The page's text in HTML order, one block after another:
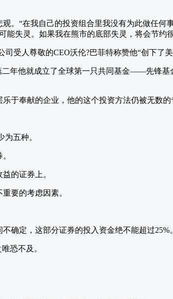
。“在我自己的投资组合里我没有为此做任何
能失灵。如果我在熊市的底部失灵，将会节约
受人尊敬的CEO沃伦?巴菲特称赞他“创下了
二年他就成立了全球第一只共同基金——先锋基
于奉献的企业，他的这个投资方法仍被无数的
五种。
的证券上。
要的考虑因素。
确定，这部分证券的投入资金绝不能超过25%。
恐不及。